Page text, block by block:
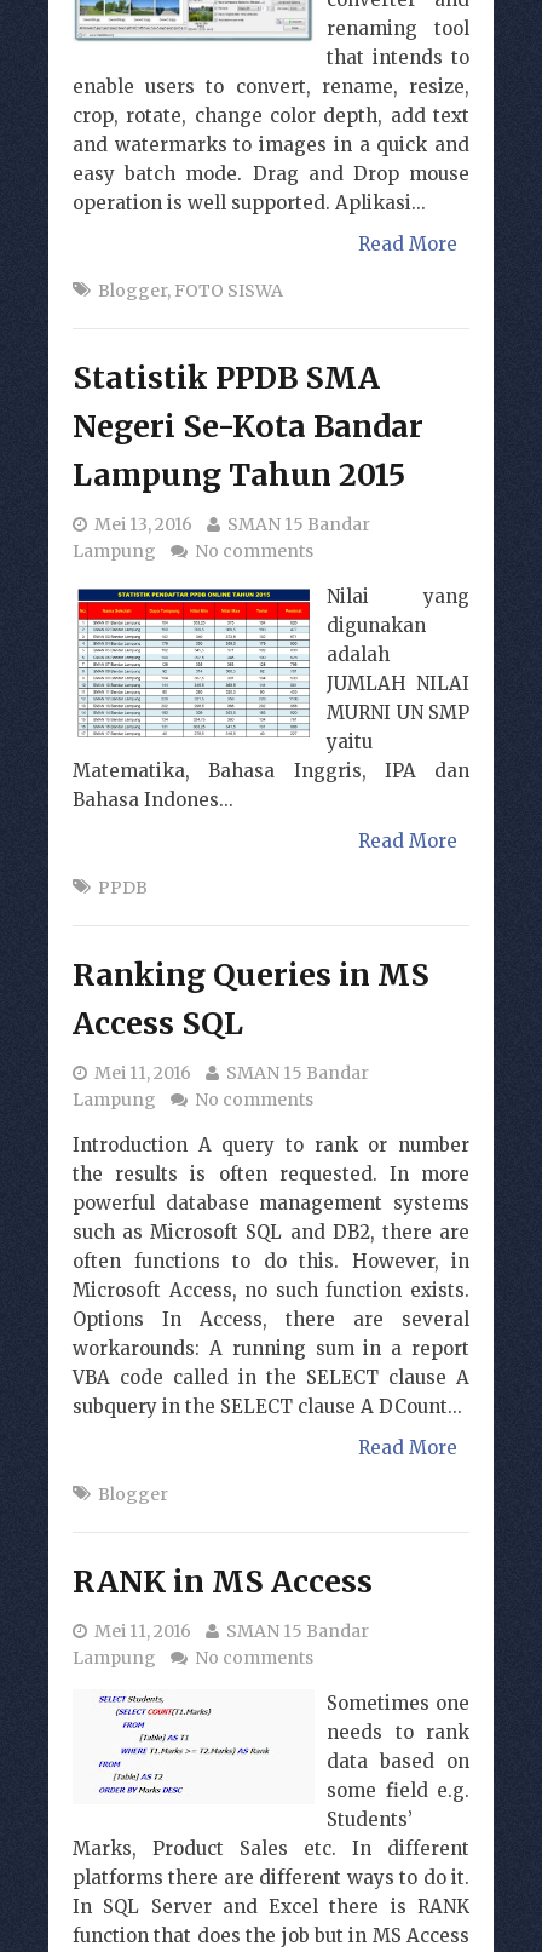
renaming tool
that intends to
enable users to convert, rename, resize,
crop, rotate, change color depth, add text
and watermarks to images in a quick and
easy batch mode. Drag and Drop mouse
operation is well supported. Aplikasi...
Read More
Blogger, FOTO SISWA
Statistik PPDB SMA
Negeri Se-Kota Bandar
Lampung Tahun 2015
Mei 13, 2016
SMAN 15 Bandar
Lampung
No comments
Nilai yang
digunakan
adalah
JUMLAH NILAI
MURNI UN SMP
yaitu
Matematika, Bahasa Inggris, IPA dan
Bahasa Indones...
Read More
PPDB
Ranking Queries in MS
Access SQL
Mei 11, 2016
SMAN 15 Bandar
Lampung
No comments
Introduction A query to rank or number
the results is often requested. In more
powerful database management systems
such as Microsoft SQL and DB2, there are
often functions to do this. However, in
Microsoft Access, no such function exists.
Options In Access, there are several
workarounds: A running sum in a report
VBA code called in the SELECT clause A
subquery in the SELECT clause A DCount...
Read More
Blogger
RANK in MS Access
Mei 11, 2016
SMAN 15 Bandar
Lampung
No comments
Sometimes one
needs to rank
data based on
some field e.g.
Students’
Marks, Product Sales etc. In different
platforms there are different ways to do it.
In SQL Server and Excel there is RANK
function that does the job but in MS Access